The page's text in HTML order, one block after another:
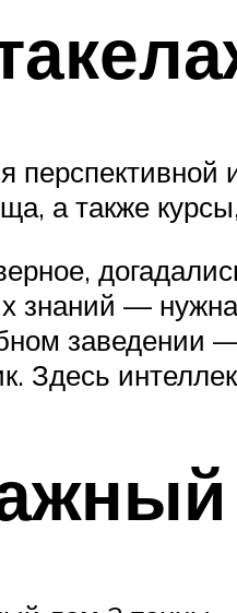
а также
знаний —
заведении
Здесь